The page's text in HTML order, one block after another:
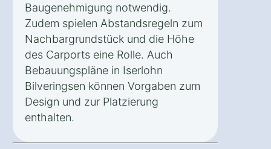
Baugenehmigung notwendig.
Zudem spielen Abstandsregeln zum
Nachbargrundstück und die Höhe
des Carports eine Rolle. Auch
Bebauungspläne in Iserlohn
Bilveringsen können Vorgaben zum
Design und zur Platzierung
enthalten.